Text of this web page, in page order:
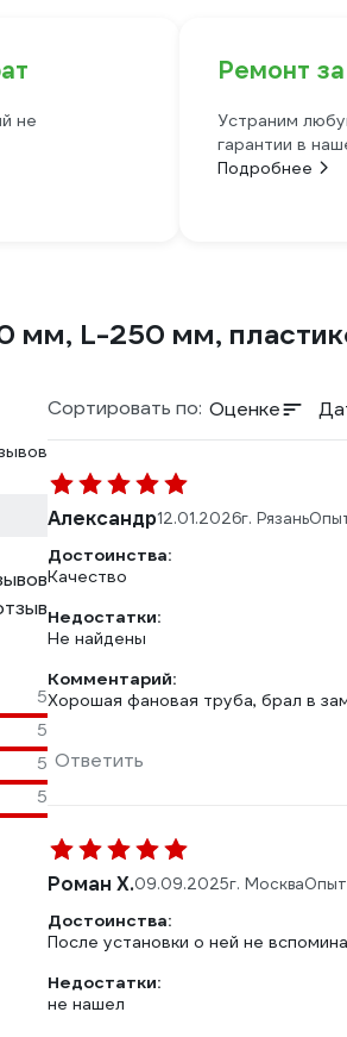
не
Ремонт
Устраним
гарантии в
Подробнее
мм, L-250 мм,
5
5
5
5
Сортировать по: Оценке
Александр12.01.2026г. Рязань
Достоинства:
Качество
Недостатки:
Не найдены
Комментарий:
Хорошая фановая труба, брал в
Ответить
Роман Х.09.09.2025г. Москва
Достоинства:
После установки о ней не
Недостатки:
не нашел